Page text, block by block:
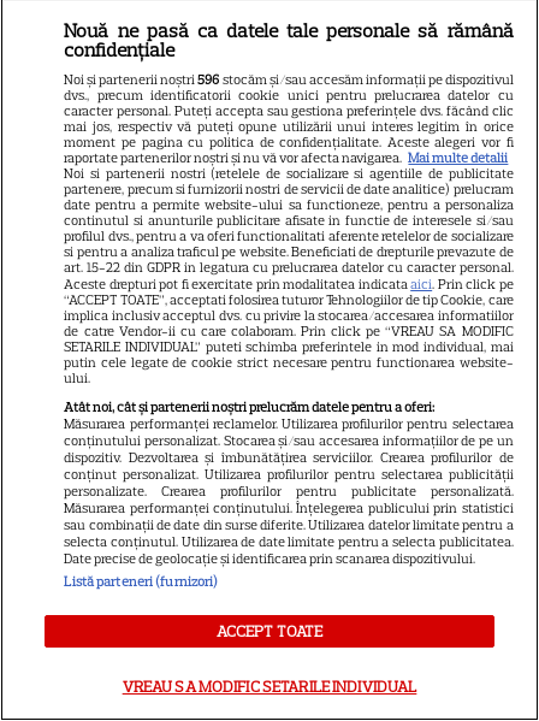
11
„Povestea peștelui posac”,
aventura animată inspirată
dintr-un bestseller The New
York Times, ajunge în
cinematografe pe 7 august
16
NETFLIX
Noutăți Netflix în august 2026:
Robert De Niro, „Nosferatu” și
noile sezoane din „Outer
Banks” și „Un veac de
singurătate”
14
VEDETE STRĂINE
Sean Astin din „Stăpânul
Inelelor” a fost nevoit să își
vândă casa din cauza
salariului mic: Câți bani a
primit de fapt
VEDETE STRĂINE
regizorului premiat cu Oscar
Nouă ne pasă ca datele tale personale să rămână
confidențiale
Noi și partenerii noștri596 stocăm și/sau accesăm informații pe dispozitivul
dvs., precum identificatorii cookie unici pentru prelucrarea datelor cu
caracter personal. Puteți accepta sau gestiona preferințele dvs. făcând clic
mai jos, respectiv vă puteți opune utilizării unui interes legitim în orice
moment pe pagina cu politica de confidențialitate. Aceste alegeri vor fi
raportate partenerilor noștri și nu vă vor afecta navigarea. Mai multe detalii
Noi si partenerii nostri (retelele de socializare si agentiile de publicitate
partenere, precum si furnizorii nostri de servicii de date analitice) prelucram
date pentru a permite website-ului sa functioneze, pentru a personaliza
continutul si anunturile publicitare afisate in functie de interesele si/sau
profilul dvs., pentru a va oferi functionalitati aferente retelelor de socializare
si pentru a analiza traficul pe website. Beneficiati de drepturile prevazute de
art. 15-22 din GDPR in legatura cu prelucrarea datelor cu caracter personal.
Aceste drepturi pot fi exercitate prin modalitatea indicataaici. Prin click pe
“ACCEPT TOATE”, acceptati folosirea tuturor Tehnologiilor de tip Cookie, care
implica inclusiv acceptul dvs. cu privire la stocarea/accesarea informatiilor
de catre Vendor-ii cu care colaboram. Prin click pe “VREAU SA MODIFIC
SETARILE INDIVIDUAL” puteti schimba preferintele in mod individual, mai
putin cele legate de cookie strict necesare pentru functionarea website-
ului.
Atât noi, cât și partenerii noștri prelucrăm datele pentru a oferi:
Măsurarea performanței reclamelor. Utilizarea profilurilor pentru selectarea
conținutului personalizat. Stocarea și/sau accesarea informațiilor de pe un
dispozitiv. Dezvoltarea și îmbunătățirea serviciilor. Crearea profilurilor de
conținut personalizat. Utilizarea profilurilor pentru selectarea publicității
personalizate. Crearea profilurilor pentru publicitate personalizată.
Măsurarea performanței conținutului. Înțelegerea publicului prin statistici
sau combinații de date din surse diferite. Utilizarea datelor limitate pentru a
selecta conținutul. Utilizarea de date limitate pentru a selecta publicitatea.
Date precise de geolocație și identificarea prin scanarea dispozitivului.
Listă parteneri (furnizori)
ACCEPT TOATE
VREAU SA MODIFIC SETARILE INDIVIDUAL